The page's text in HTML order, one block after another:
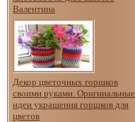
Валентина
Декор цветочных горшков
своими руками. Оригинальные
идеи украшения горшков для
цветов